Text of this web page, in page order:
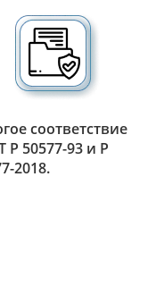
соответствие
Р 50577-93 и Р
2018.